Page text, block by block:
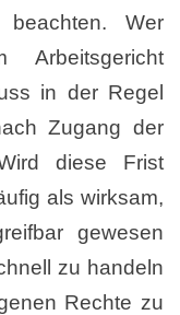
beachten. Wer
in der Regel
Zugang der
diese Frist
als wirksam,
gewesen
zu handeln
Rechte zu